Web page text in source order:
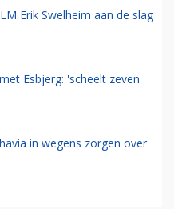
Erik Swelheim aan de slag
Esbjerg: 'scheelt zeven
in wegens zorgen over